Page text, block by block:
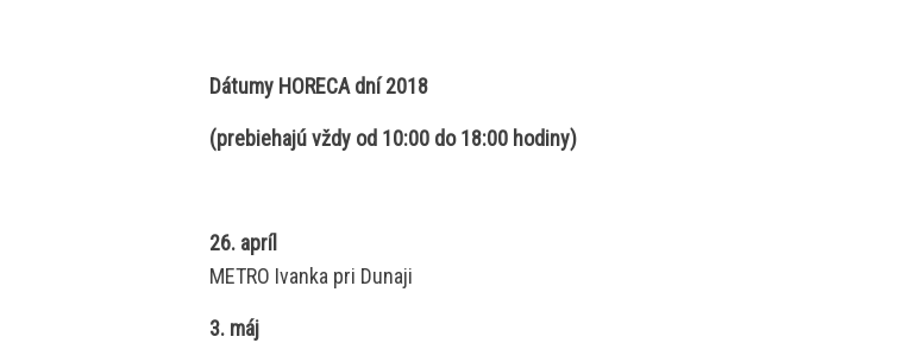
Dátumy HORECA dní 2018
(prebiehajú vždy od 10:00 do 18:00 hodiny)
26. apríl
METRO Ivanka pri Dunaji
3. máj